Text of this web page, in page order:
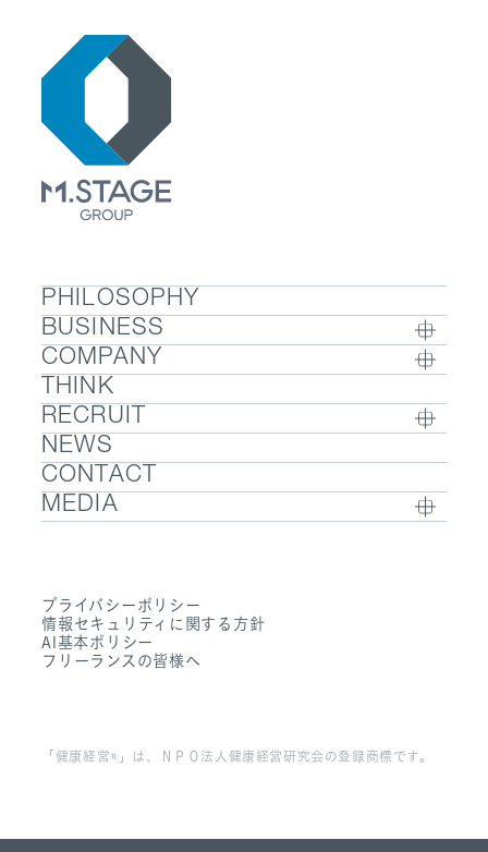
PHILOSOPHY
BUSINESS
BUSINESS TOP
- ウェルビーイング
- 医療人材
- 医業承継M&A
COMPANY
COMPANY TOP / グループ代表挨拶・会社概
要
- グループ企業一覧・事業拠点
- 数字で見るエムステージグループ
THINK
RECRUIT
RECRUIT TOP
- 採用メッセージ
- 社内制度
- 働く環境
- FAQ
NEWS
CONTACT
MEDIA
- Dr. アルなび
プライバシーポリシー
情報セキュリティに関する方針
AI基本ポリシー
フリーランスの皆様へ
「健康経営®」は、ＮＰＯ法人健康経営研究会の登録商標です。